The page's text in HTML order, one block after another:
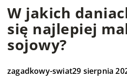
W jakich
się najlepiej
sojowy?
zagadkowy-swiat29 sierpnia